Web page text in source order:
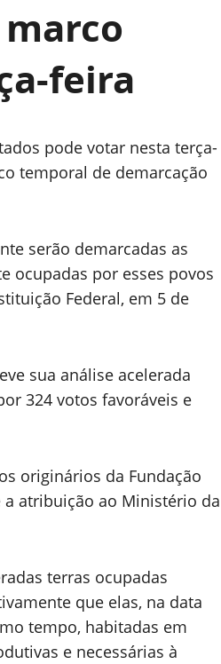
feira
pode votar nesta terça-
temporal de demarcação
serão demarcadas as
ocupadas por esses povos
Federal, em 5 de
sua análise acelerada
324 votos favoráveis e
originários da Fundação
a atribuição ao Ministério da
terras ocupadas
que elas, na data
tempo, habitadas em
e necessárias à